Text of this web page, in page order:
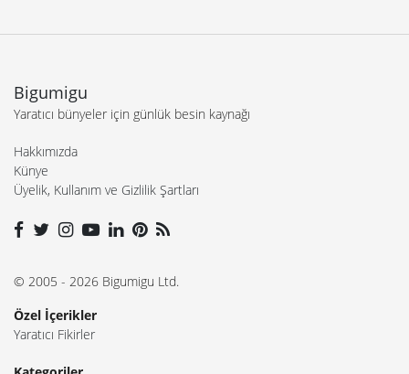
Bigumigu
Yaratıcı bünyeler için günlük besin kaynağı
Hakkımızda
Künye
Üyelik, Kullanım ve Gizlilik Şartları
© 2005 - 2026 Bigumigu Ltd.
Özel İçerikler
Yaratıcı Fikirler